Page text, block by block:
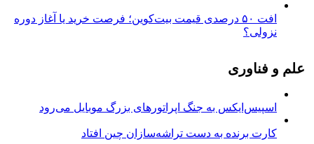
افت ۵۰ درصدی قیمت بیت‌کوین؛ فرصت خرید یا آغاز دوره
نزولی؟
علم و فناوری
اسپیس‌ایکس به جنگ اپراتورهای بزرگ موبایل می‌رود
کارت برنده به دست تراشه‌سازان چین افتاد